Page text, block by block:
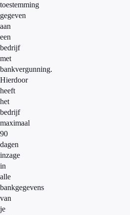
toestemming
gegeven
aan
een
bedrijf
met
bankvergunning.
Hierdoor
heeft
het
bedrijf
maximaal
90
dagen
inzage
in
alle
bankgegevens
van
je